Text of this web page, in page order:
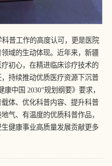
普工作的高度认可，更是医院
域的生动体现。近年来，新疆
初心，在精进临床诊疗技术的
持续推动优质医疗资源下沉普
中国 2030”规划纲要》要求，
体、优化科普内容、提升科普
气、有温度的优质科普作品，
健康事业高质量发展贡献更多